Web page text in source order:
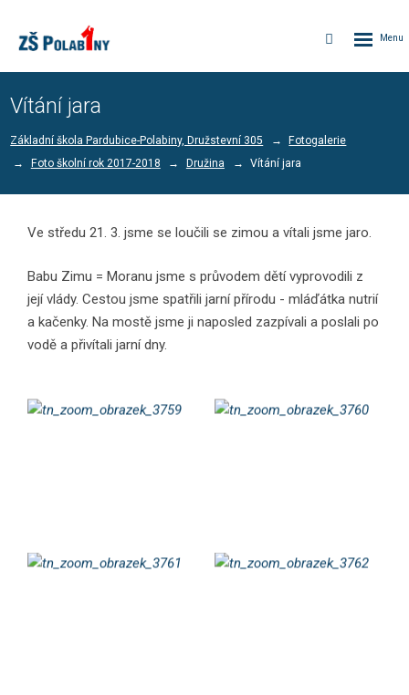
Vyhledávání
Vítání jara
Základní škola Pardubice-Polabiny, Družstevní 305
Fotogalerie
Foto školní rok 2017-2018
Družina Vítání jara
Ve středu 21. 3. jsme se loučili se zimou a vítali jsme jaro.
Babu Zimu = Moranu jsme s průvodem dětí vyprovodili z
její vlády. Cestou jsme spatřili jarní přírodu - mláďátka nutrií
a kačenky. Na mostě jsme ji naposled zazpívali a poslali po
vodě a přivítali jarní dny.